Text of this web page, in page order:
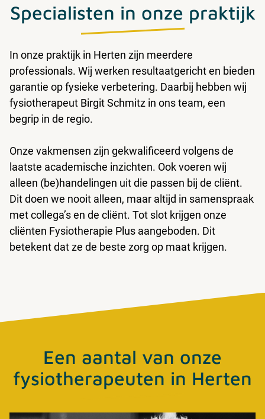
Specialisten in onze praktijk
In onze praktijk in Herten zijn meerdere
professionals. Wij werken resultaatgericht en bieden
garantie op fysieke verbetering. Daarbij hebben wij
fysiotherapeut Birgit Schmitz in ons team, een
begrip in de regio.
Onze vakmensen zijn gekwalificeerd volgens de
laatste academische inzichten. Ook voeren wij
alleen (be)handelingen uit die passen bij de cliënt.
Dit doen we nooit alleen, maar altijd in samenspraak
met collega’s en de cliënt. Tot slot krijgen onze
cliënten Fysiotherapie Plus aangeboden. Dit
betekent dat ze de beste zorg op maat krijgen.
Een aantal van onze
fysiotherapeuten in Herten